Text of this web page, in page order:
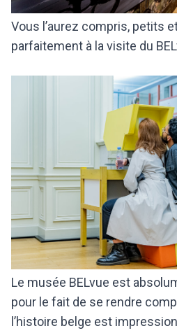
Vous l’aurez compris, petits
parfaitement à la visite du
Le musée BELvue est
pour le fait de se rendre
l’histoire belge est